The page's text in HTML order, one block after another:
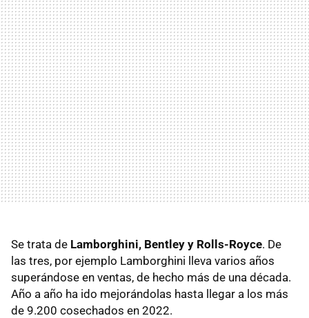
Se trata de Lamborghini, Bentley y Rolls-Royce. De
las tres, por ejemplo Lamborghini lleva varios años
superándose en ventas, de hecho más de una década.
Año a año ha ido mejorándolas hasta llegar a los más
de 9.200 cosechados en 2022.